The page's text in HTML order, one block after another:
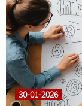
30-01-2026